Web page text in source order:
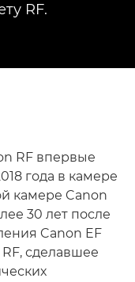
RF.
RF впервые
года в камере
камере Canon
30 лет после
Canon EF
сделавшее